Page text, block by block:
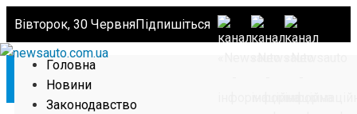
Вівторок, 30 ЧервняПідпишіться
Головна
Новини
Законодавство